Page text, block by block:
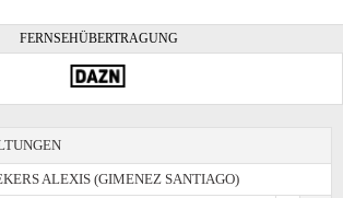
FERNSEHÜBERTRAGUNG
ALEXIS (GIMENEZ SANTIAGO)